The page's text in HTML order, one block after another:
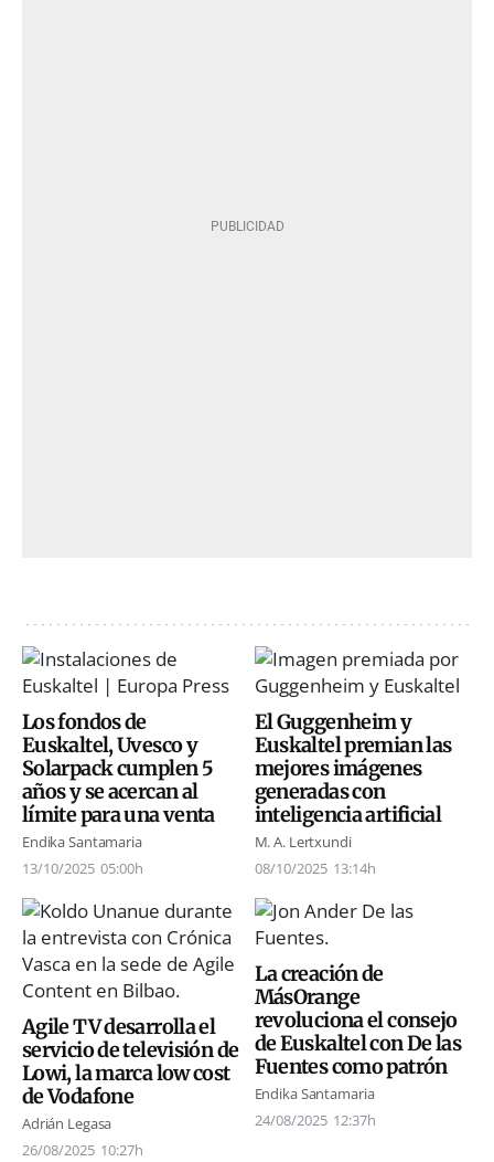
Los fondos de
Euskaltel, Uvesco y
Solarpack cumplen 5
años y se acercan al
límite para una venta
Endika Santamaria
13/10/2025 05:00h
El Guggenheim y
Euskaltel premian las
mejores imágenes
generadas con
inteligencia artificial
M. A. Lertxundi
08/10/2025 13:14h
Agile TV desarrolla el
servicio de televisión de
Lowi, la marca low cost
de Vodafone
Adrián Legasa
26/08/2025 10:27h
La creación de
MásOrange
revoluciona el consejo
de Euskaltel con De las
Fuentes como patrón
Endika Santamaria
24/08/2025 12:37h